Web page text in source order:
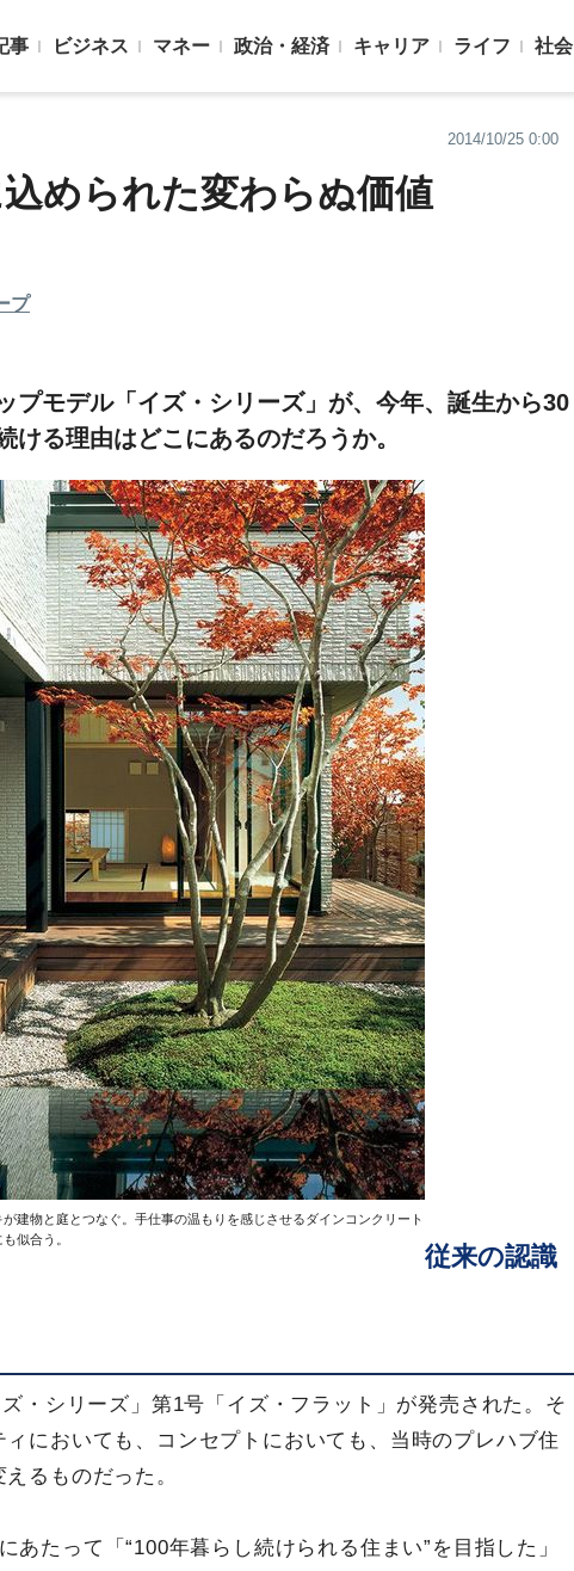
事 ビジネス マネー 政治・経済 キャリア ライフ 社会
2014/10/25 0:00
められた変わらぬ価値
プ
プモデル「イズ・シリーズ」が、今年、誕生から30
ける理由はどこにあるのだろうか。
建物と庭とつなぐ。手仕事の温もりを感じさせるダインコンクリート
似合う。
従来の認識
・シリーズ」第1号「イズ・フラット」が発売された。そ
においても、コンセプトにおいても、当時のプレハブ住
るものだった。
あたって「“100年暮らし続けられる住まい”を目指した」